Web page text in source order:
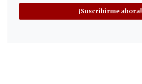
¡Suscribirme ahora!